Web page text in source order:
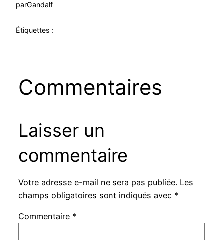
parGandalf
Étiquettes :
Commentaires
Laisser un
commentaire
Votre adresse e-mail ne sera pas publiée. Les
champs obligatoires sont indiqués avec *
Commentaire *